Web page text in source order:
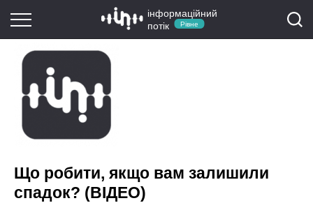
інформаційний
потік
Рівне
Що робити, якщо вам залишили
спадок? (ВІДЕО)